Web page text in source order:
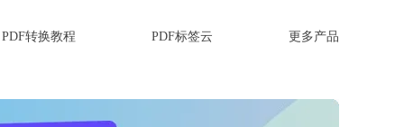
PDF转换教程 PDF标签云 更多产品